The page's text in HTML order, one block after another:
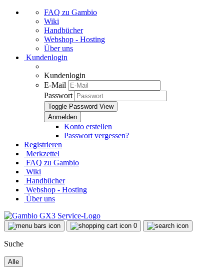
FAQ zu Gambio
Wiki
Handbücher
Webshop - Hosting
Über uns
Kundenlogin
Kundenlogin
E-Mail
Passwort
Toggle Password View
Konto erstellen
Passwort vergessen?
Registrieren
Merkzettel
FAQ zu Gambio
Wiki
Handbücher
Webshop - Hosting
Über uns
0
Suche
Alle